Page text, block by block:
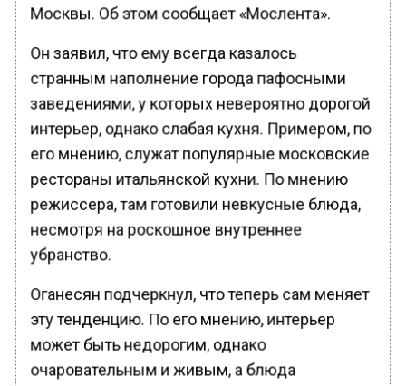
Москвы. Об этом сообщает «Мослента».
Он заявил, что ему всегда казалось
странным наполнение города пафосными
заведениями, у которых невероятно дорогой
интерьер, однако слабая кухня. Примером, по
его мнению, служат популярные московские
рестораны итальянской кухни. По мнению
режиссера, там готовили невкусные блюда,
несмотря на роскошное внутреннее
убранство.
Оганесян подчеркнул, что теперь сам меняет
эту тенденцию. По его мнению, интерьер
может быть недорогим, однако
очаровательным и живым, а блюда